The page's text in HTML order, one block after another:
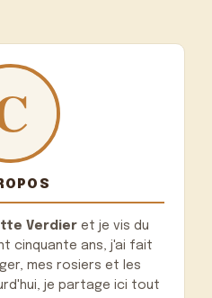
Verdier et je vis du
cinquante ans, j'ai fait
mes rosiers et les
je partage ici tout